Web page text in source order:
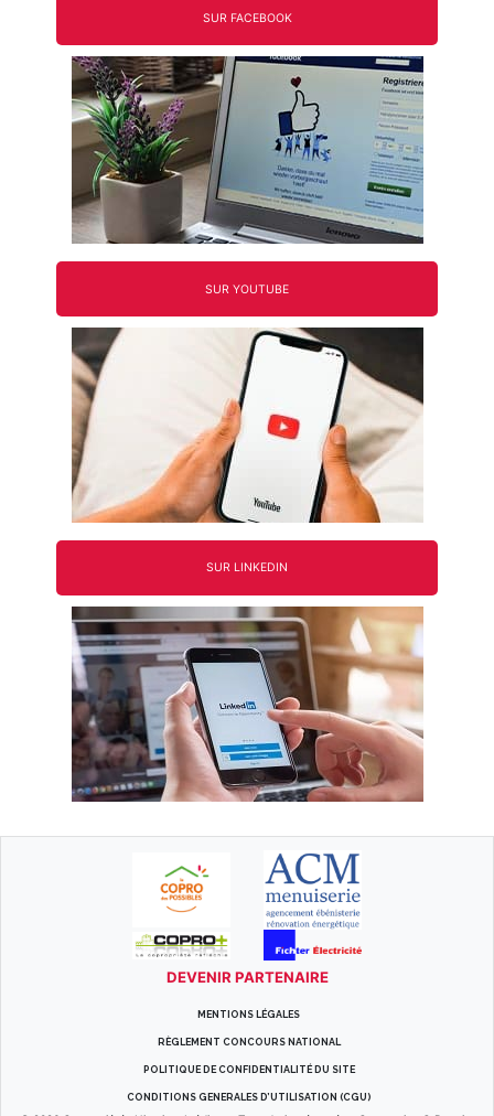
SUR FACEBOOK
SUR YOUTUBE
SUR LINKEDIN
DEVENIR PARTENAIRE
MENTIONS LÉGALES
RÈGLEMENT CONCOURS NATIONAL
POLITIQUE DE CONFIDENTIALITÉ DU SITE
CONDITIONS GENERALES D’UTILISATION (CGU)